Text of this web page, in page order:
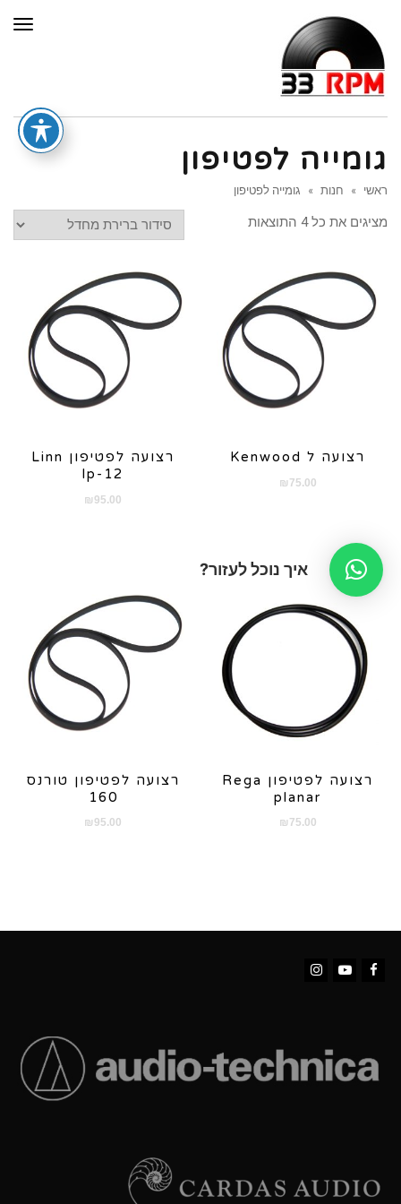
גומייה לפטיפון
ראשי » חנות » גומייה לפטיפון
מציגים את כל ⁦4⁩ התוצאות
רצועה ל Kenwood
₪ 75.00
רצועה לפטיפון Linn
lp-12
₪ 95.00
רצועה לפטיפון Rega
planar
₪ 75.00
רצועה לפטיפון טורנס
160
₪ 95.00
איך נוכל לעזור?